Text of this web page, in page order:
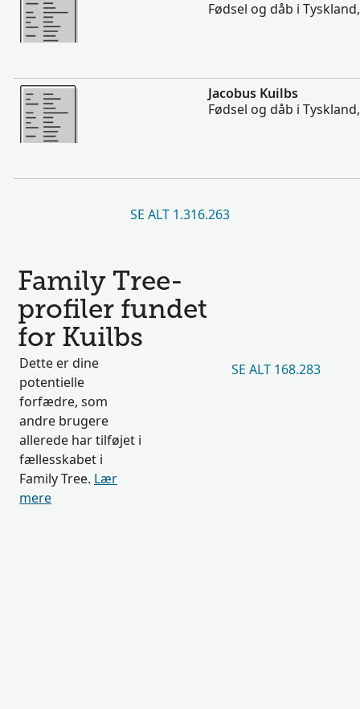
Fødsel og dåb i
Mere
Jacobus Kuilbs
Fødsel og dåb i
SE ALT 1.316.263
Family Tree-
profiler fundet
for Kuilbs
Dette er dine
potentielle
forfædre, som
andre brugere
allerede har tilføjet i
fællesskabet i
Family Tree. Lær
mere
SE ALT 168.283